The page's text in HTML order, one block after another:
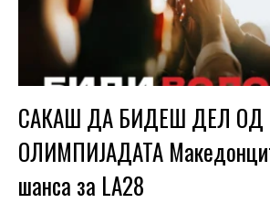
САКАШ ДА БИДЕШ ДЕЛ ОД
ОЛИМПИЈАДАТА
шанса за LA28